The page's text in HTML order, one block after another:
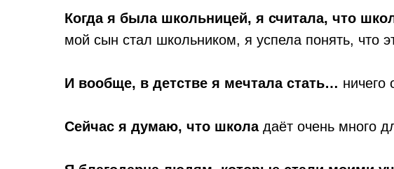
Когда я была школьницей, я считала, что
мой сын стал школьником, я успела понять, что
И вообще, в детстве я мечтала стать… ничего
Сейчас я думаю, что школадаёт очень много